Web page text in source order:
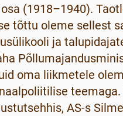
(1918–1940).
tõttu oleme sellest
ja
oma liikmetele
AS-s